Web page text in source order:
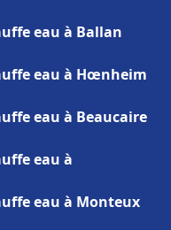
eau à Ballan
eau à Hœnheim
eau à Beaucaire
eau à
eau à Monteux